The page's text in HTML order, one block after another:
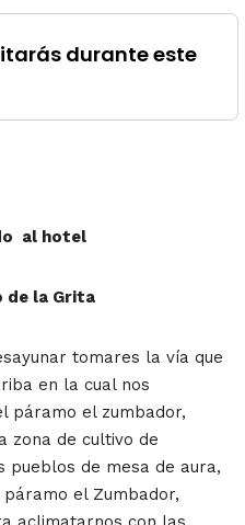
durante este
al hotel
de la Grita
tomares la vía que
en la cual nos
páramo el zumbador,
zona de cultivo de
de mesa de aura,
el Zumbador,